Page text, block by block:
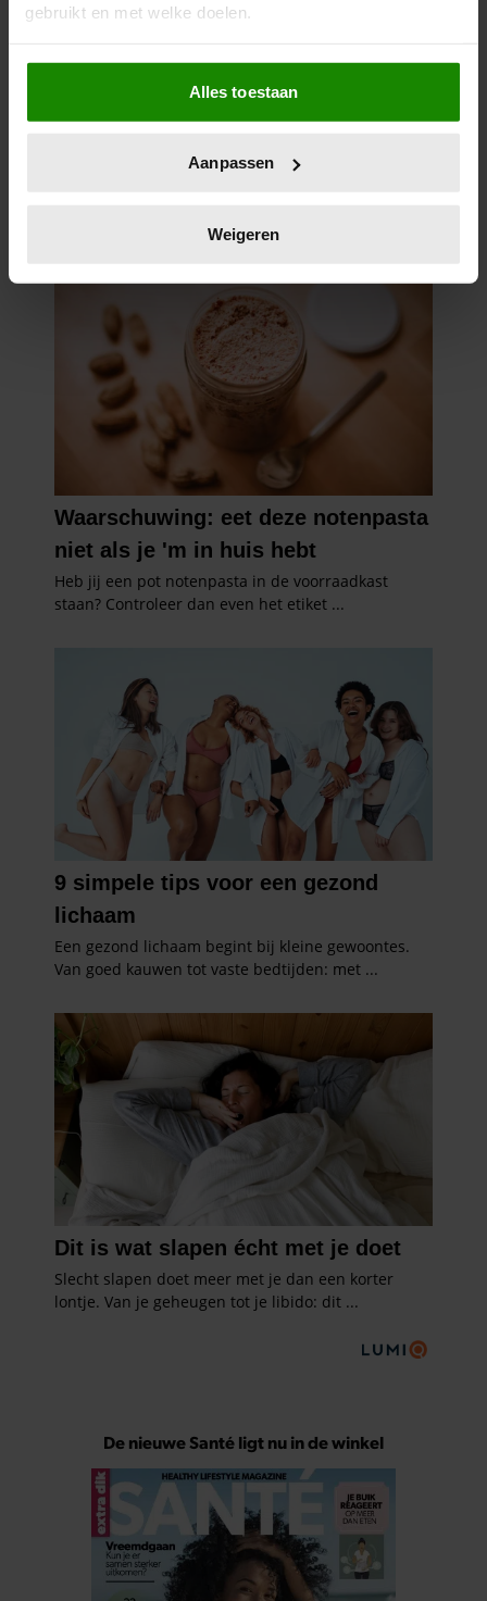
gebruikt en met welke doelen.
Als u het toestaat, willen we ook graag:
Informatie verzamelen over uw geografische
locatie, die tot een paar meter nauwkeurig kan zijn
scannen op specifieke eigenschappen (fingerprinting)
verwerkt en stel uw voorkeuren in het
intrekken in de Cookieverklaring.
We gebruiken cookies om content en advertenties te
personaliseren, om functies voor social media te bieden
en om ons websiteverkeer te analyseren. Ook delen we
informatie over uw gebruik van onze site met onze
partners voor social media, adverteren en analyse. Deze
partners kunnen deze gegevens combineren met andere
informatie die u aan ze heeft verstrekt of die ze hebben
verzameld op basis van uw gebruik van hun services. U
gaat akkoord met onze cookies als u onze website blijft
Alles toestaan
Aanpassen
Weigeren
De nieuwe Santé ligt nu in de winkel